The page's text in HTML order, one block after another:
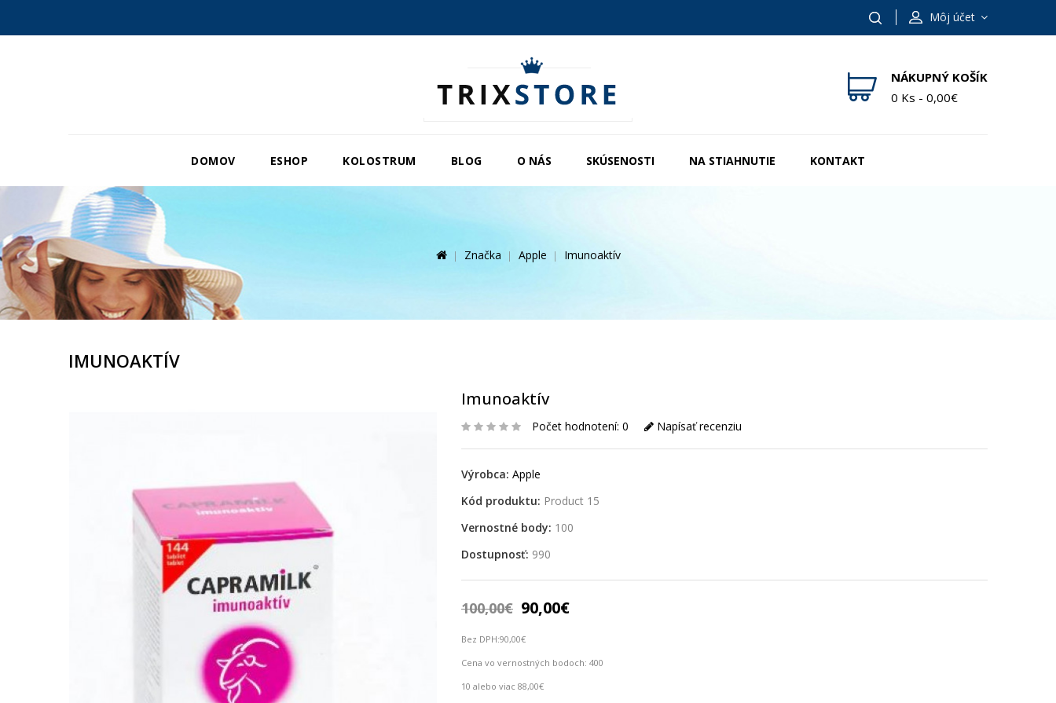
Môj účet
NÁKUPNÝ KOŠÍK
0 Ks - 0,00€
DOMOV ESHOP KOLOSTRUM BLOG O NÁS SKÚSENOSTI NA STIAHNUTIE KONTAKT
Značka Apple Imunoaktív
IMUNOAKTÍV
Imunoaktív
Počet hodnotení: 0 Napísať recenziu
Výrobca: Apple
Kód produktu: Product 15
Vernostné body: 100
Dostupnosť: 990
100,00€ 90,00€
Bez DPH:90,00€
Cena vo vernostných bodoch: 400
10 alebo viac 88,00€